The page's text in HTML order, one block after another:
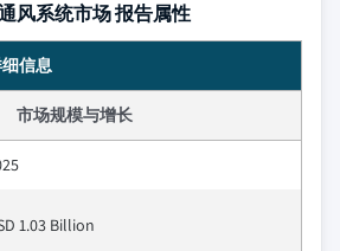
风系统市场 报告属性
信息
市场规模与增长
1.03 Billion